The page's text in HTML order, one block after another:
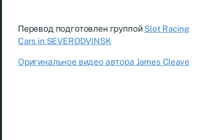
Перевод подготовлен группой Slot Racing
Cars in SEVERODVINSK
Оригинальное видео автора James Cleave